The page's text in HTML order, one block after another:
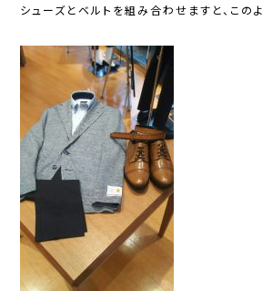
シューズとベルトを組み合わせますと、この